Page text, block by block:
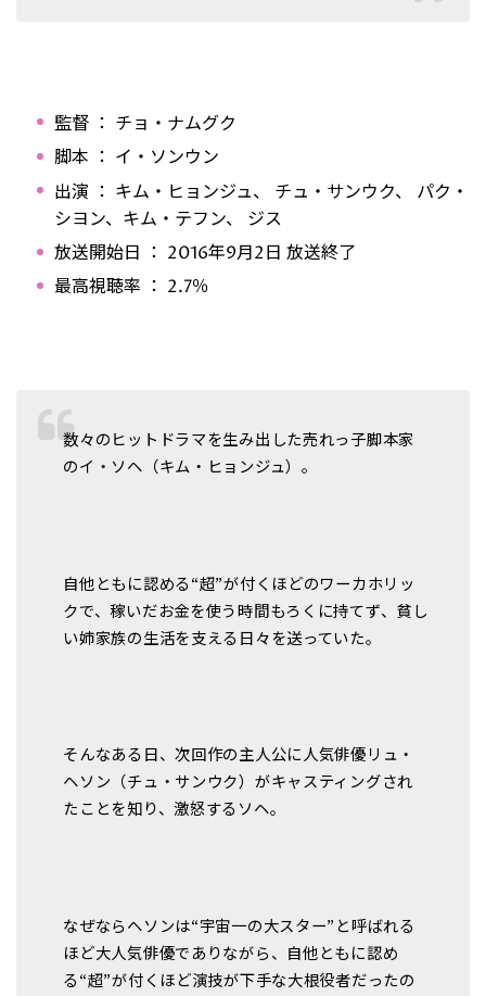
監督 ： チョ・ナムグク
脚本 ： イ・ソンウン
出演 ： キム・ヒョンジュ、 チュ・サンウク、 パク・
シヨン、キム・テフン、 ジス
放送開始日 ： 2016年9月2日 放送終了
最高視聴率 ： 2.7％
数々のヒットドラマを生み出した売れっ子脚本家
のイ・ソヘ（キム・ヒョンジュ）。
自他ともに認める“超”が付くほどのワーカホリッ
クで、稼いだお金を使う時間もろくに持てず、貧し
い姉家族の生活を支える日々を送っていた。
そんなある日、次回作の主人公に人気俳優リュ・
ヘソン（チュ・サンウク）がキャスティングされ
たことを知り、激怒するソヘ。
なぜならヘソンは“宇宙一の大スター”と呼ばれる
ほど大人気俳優でありながら、自他ともに認め
る“超”が付くほど演技が下手な大根役者だったの